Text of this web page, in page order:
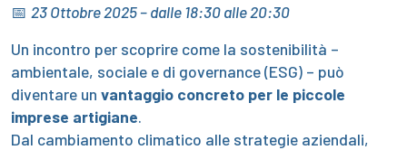
📅 23 Ottobre 2025 – dalle 18:30 alle 20:30
Un incontro per scoprire come la sostenibilità –
ambientale, sociale e di governance (ESG) – può
diventare un vantaggio concreto per le piccole
imprese artigiane.
Dal cambiamento climatico alle strategie aziendali,